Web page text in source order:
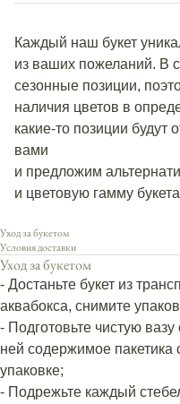
Каждый наш букет
из ваших пожеланий. В
сезонные позиции,
наличия цветов в
какие-то позиции будут
вами
и предложим
и цветовую гамму
Уход за букетом
Условия доставки
Уход за букетом
- Достаньте букет из
аквабокса, снимите
- Подготовьте чистую
ней содержимое пакетика
упаковке;
- Подрежьте каждый